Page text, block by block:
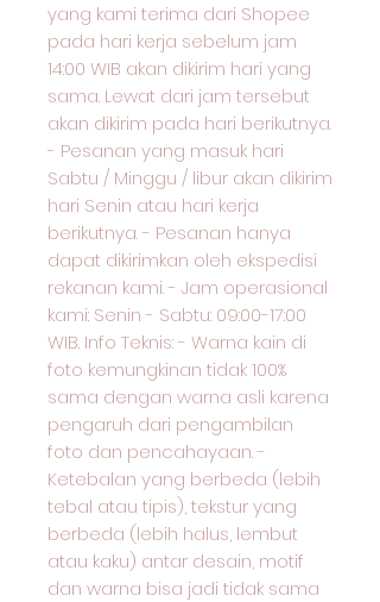
yang kami terima dari Shopee
pada hari kerja sebelum jam
14:00 WIB akan dikirim hari yang
sama. Lewat dari jam tersebut
akan dikirim pada hari berikutnya.
- Pesanan yang masuk hari
Sabtu / Minggu / libur akan dikirim
hari Senin atau hari kerja
berikutnya. - Pesanan hanya
dapat dikirimkan oleh ekspedisi
rekanan kami. - Jam operasional
kami: Senin - Sabtu: 09:00-17:00
WIB. Info Teknis: - Warna kain di
foto kemungkinan tidak 100%
sama dengan warna asli karena
pengaruh dari pengambilan
foto dan pencahayaan. -
Ketebalan yang berbeda (lebih
tebal atau tipis), tekstur yang
berbeda (lebih halus, lembut
atau kaku) antar desain, motif
dan warna bisa jadi tidak sama